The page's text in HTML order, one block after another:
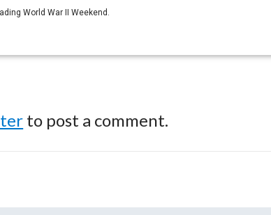
World War II Weekend.
to post a comment.